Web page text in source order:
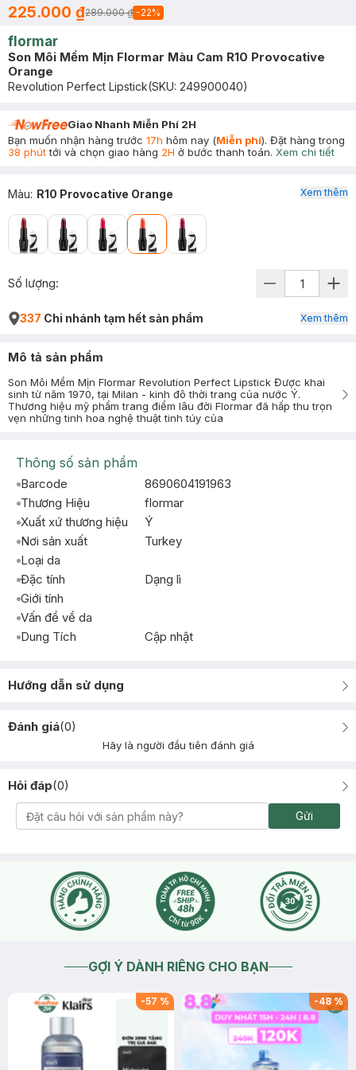
225.000 ₫289.000 ₫ -22%
flormar
Son Môi Mềm Mịn Flormar Màu Cam R10 Provocative
Orange
Revolution Perfect Lipstick(SKU: 249900040)
Giao Nhanh Miễn Phí 2H
Bạn muốn nhận hàng trước 17h hôm nay (Miễn phí). Đặt hàng trong
38 phúttới và chọn giao hàng 2H ở bước thanh toán. Xem chi tiết
Màu: R10 Provocative Orange Xem thêm
Số lượng:
337 Chi nhánh tạm hết sản phẩm Xem thêm
Mô tả sản phẩm
Son Môi Mềm Mịn Flormar Revolution Perfect Lipstick Được khai
sinh từ năm 1970, tại Milan - kinh đô thời trang của nước Ý.
Thương hiệu mỹ phẩm trang điểm lâu đời Flormar đã hấp thu trọn
vẹn những tinh hoa nghệ thuật tinh túy của
Thông số sản phẩm
Barcode
8690604191963
Thương Hiệu
flormar
Xuất xứ thương hiệu
Ý
Nơi sản xuất
Turkey
Loại da
Đặc tính
Dạng lì
Giới tính
Vấn đề về da
Dung Tích
Cập nhật
Hướng dẫn sử dụng
Đánh giá(0)
Hãy là người đầu tiên đánh giá
Hỏi đáp(0)
Gửi
GỢI Ý DÀNH RIÊNG CHO BẠN
-57 % -48%